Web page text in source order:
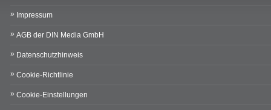
Impressum
AGB der DIN Media GmbH
Datenschutzhinweis
Cookie-Richtlinie
Cookie-Einstellungen